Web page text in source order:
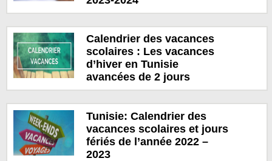
Calendrier des vacances
scolaires : Les vacances
d’hiver en Tunisie
avancées de 2 jours
Tunisie: Calendrier des
vacances scolaires et jours
fériés de l’année 2022 –
2023